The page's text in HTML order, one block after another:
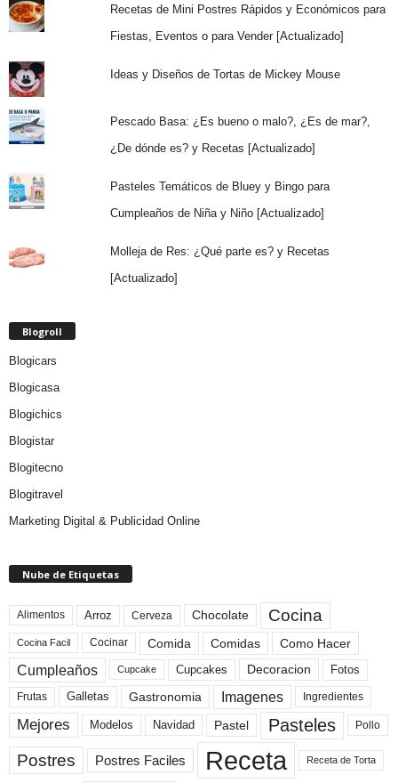
Recetas de Mini Postres Rápidos y Económicos para
Fiestas, Eventos o para Vender [Actualizado]
Ideas y Diseños de Tortas de Mickey Mouse
Pescado Basa: ¿Es bueno o malo?, ¿Es de mar?,
¿De dónde es? y Recetas [Actualizado]
Pasteles Temáticos de Bluey y Bingo para
Cumpleaños de Niña y Niño [Actualizado]
Molleja de Res: ¿Qué parte es? y Recetas
[Actualizado]
Blogroll
Blogicars
Blogicasa
Blogichics
Blogistar
Blogitecno
Blogitravel
Marketing Digital & Publicidad Online
Nube de Etiquetas
Alimentos Arroz Cerveza Chocolate Cocina
Cocina Facil Cocinar Comida Comidas Como Hacer
Cumpleaños Cupcake Cupcakes Decoracion Fotos
Frutas Galletas Gastronomia Imagenes Ingredientes
Mejores Modelos Navidad Pastel Pasteles Pollo
Postres Postres Faciles Receta Receta de Torta